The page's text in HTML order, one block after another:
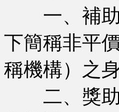
一、補助
下簡稱非平
稱機構）之
二、獎助